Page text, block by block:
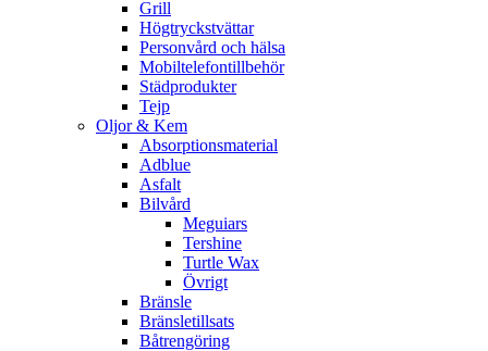
Grill
Högtryckstvättar
Personvård och hälsa
Mobiltelefontillbehör
Städprodukter
Tejp
Oljor & Kem
Absorptionsmaterial
Adblue
Asfalt
Bilvård
Meguiars
Tershine
Turtle Wax
Övrigt
Bränsle
Bränsletillsats
Båtrengöring